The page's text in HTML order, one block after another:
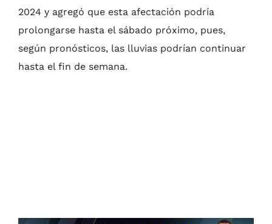
2024 y agregó que esta afectación podría
prolongarse hasta el sábado próximo, pues,
según pronósticos, las lluvias podrían continuar
hasta el fin de semana.